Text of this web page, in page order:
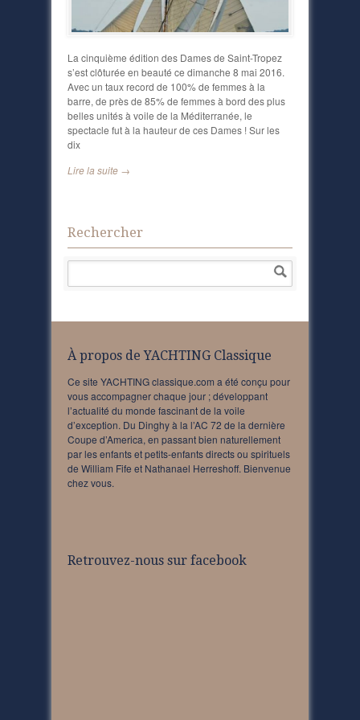
La cinquième édition des Dames de Saint-Tropez
s’est clôturée en beauté ce dimanche 8 mai 2016.
Avec un taux record de 100% de femmes à la
barre, de près de 85% de femmes à bord des plus
belles unités à voile de la Méditerranée, le
spectacle fut à la hauteur de ces Dames ! Sur les
dix
Lire la suite →
Rechercher
À propos de YACHTING Classique
Ce site YACHTING classique.com a été conçu pour
vous accompagner chaque jour ; développant
l’actualité du monde fascinant de la voile
d’exception. Du Dinghy à la l’AC 72 de la dernière
Coupe d’America, en passant bien naturellement
par les enfants et petits-enfants directs ou spirituels
de William Fife et Nathanael Herreshoff. Bienvenue
chez vous.
Retrouvez-nous sur facebook